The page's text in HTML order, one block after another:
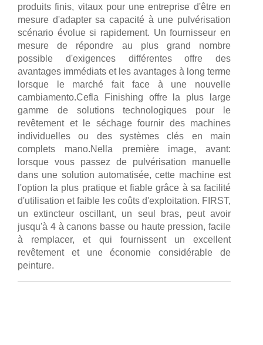
produits finis, vitaux pour une entreprise d'être en
mesure d'adapter sa capacité à une pulvérisation
scénario évolue si rapidement. Un fournisseur en
mesure de répondre au plus grand nombre
possible d'exigences différentes offre des
avantages immédiats et les avantages à long terme
lorsque le marché fait face à une nouvelle
cambiamento.Cefla Finishing offre la plus large
gamme de solutions technologiques pour le
revêtement et le séchage fournir des machines
individuelles ou des systèmes clés en main
complets mano.Nella première image, avant:
lorsque vous passez de pulvérisation manuelle
dans une solution automatisée, cette machine est
l'option la plus pratique et fiable grâce à sa facilité
d'utilisation et faible les coûts d'exploitation. FIRST,
un extincteur oscillant, un seul bras, peut avoir
jusqu'à 4 à canons basse ou haute pression, facile
à remplacer, et qui fournissent un excellent
revêtement et une économie considérable de
peinture.